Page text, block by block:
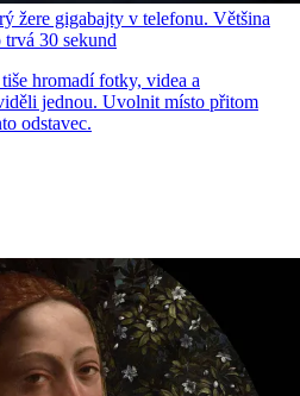
žere gigabajty v telefonu. Většina
30 sekund
hromadí fotky, videa a
jednou. Uvolnit místo přitom
odstavec.